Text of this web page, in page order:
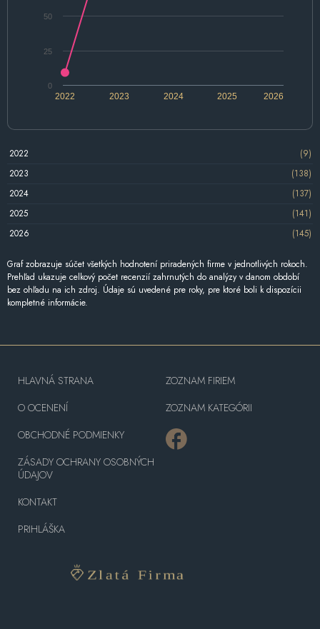
2022 2024 2026
2023 2025
0
25
50
2022
(9)
2023
(138)
2024
(137)
2025
(141)
2026
(145)
Graf zobrazuje súčet všetkých hodnotení priradených firme v jednotlivých rokoch.
Prehľad ukazuje celkový počet recenzií zahrnutých do analýzy v danom období
bez ohľadu na ich zdroj. Údaje sú uvedené pre roky, pre ktoré boli k dispozícii
kompletné informácie.
HLAVNÁ STRANA
O OCENENÍ
OBCHODNÉ PODMIENKY
ZÁSADY OCHRANY OSOBNÝCH
ÚDAJOV
KONTAKT
PRIHLÁŠKA
ZOZNAM FIRIEM
ZOZNAM KATEGÓRII